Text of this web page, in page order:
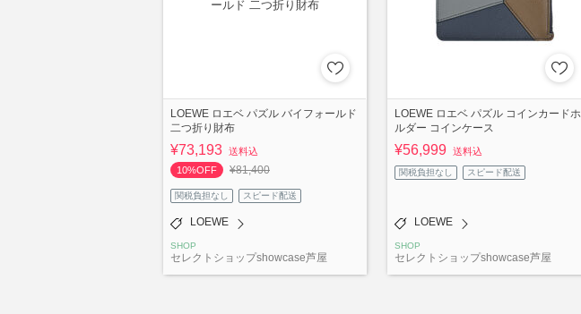
LOEWE ロエベ パズル バイフォールド
二つ折り財布
¥73,193 送料込
10%OFF
¥81,400
関税負担なし スピード配送
LOEWE
SHOP
セレクトショップshowcase芦屋
LOEWE ロエベ パズル コインカードホ
ルダー コインケース
¥56,999 送料込
関税負担なし スピード配送
LOEWE
SHOP
セレクトショップshowcase芦屋